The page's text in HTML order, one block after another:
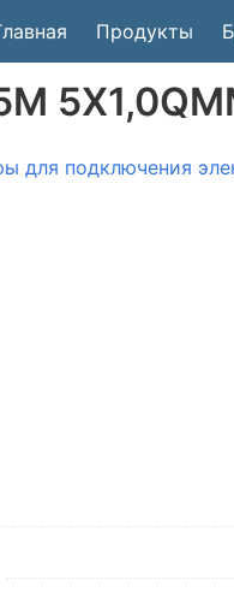
Продукты
для подключения